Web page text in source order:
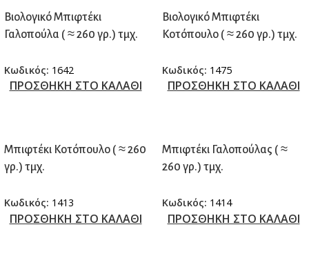
Βιολογικό Μπιφτέκι
Γαλοπούλα ( ≈ 260 γρ.) τμχ.
Κωδικός: 1642
ΠΡΟΣΘΗΚΗ ΣΤΟ ΚΑΛΑΘΙ
Βιολογικό Μπιφτέκι
Κοτόπουλο ( ≈ 260 γρ.) τμχ.
Κωδικός: 1475
ΠΡΟΣΘΗΚΗ ΣΤΟ ΚΑΛΑΘΙ
Μπιφτέκι Κοτόπουλο ( ≈ 260
γρ.) τμχ.
Κωδικός: 1413
ΠΡΟΣΘΗΚΗ ΣΤΟ ΚΑΛΑΘΙ
Μπιφτέκι Γαλοπούλας ( ≈
260 γρ.) τμχ.
Κωδικός: 1414
ΠΡΟΣΘΗΚΗ ΣΤΟ ΚΑΛΑΘΙ